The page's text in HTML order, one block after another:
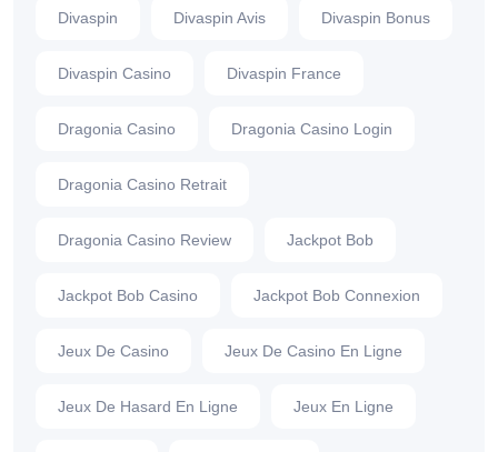
Divaspin Divaspin Avis Divaspin Bonus
Divaspin Casino Divaspin France
Dragonia Casino Dragonia Casino Login
Dragonia Casino Retrait
Dragonia Casino Review Jackpot Bob
Jackpot Bob Casino Jackpot Bob Connexion
Jeux De Casino Jeux De Casino En Ligne
Jeux De Hasard En Ligne Jeux En Ligne